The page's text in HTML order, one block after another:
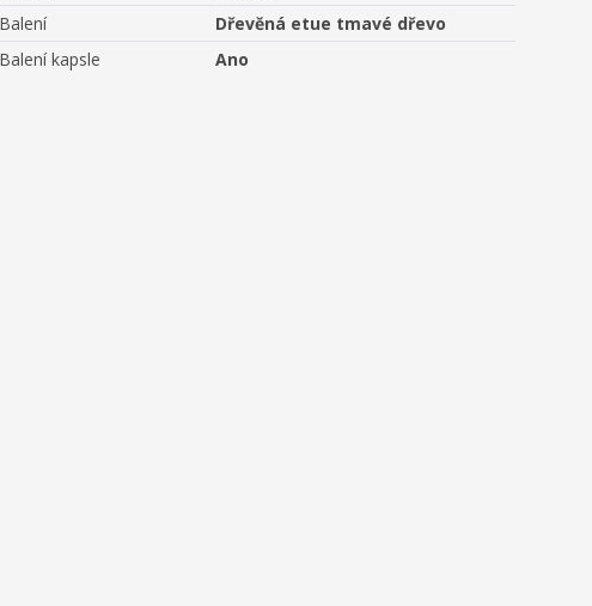
Balení
Dřevěná etue tmavé dřevo
Balení kapsle
Ano